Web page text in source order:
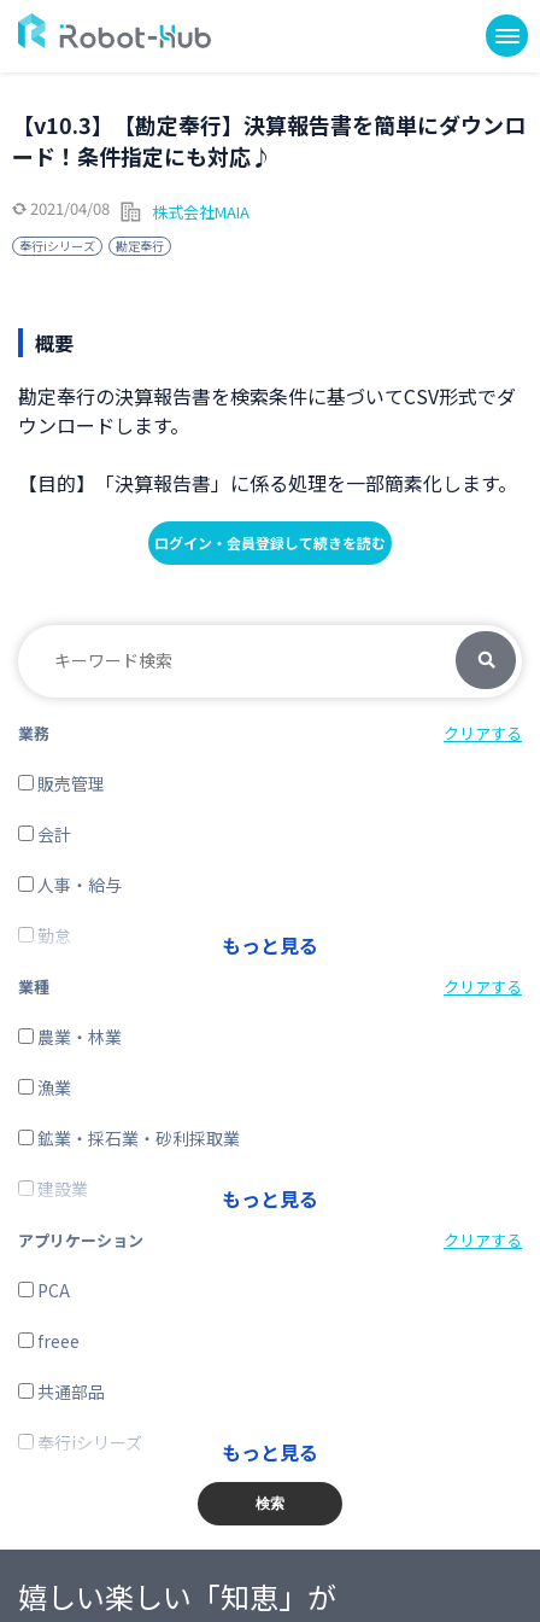
【v10.3】【勘定奉行】決算報告書を簡単にダウンロ
ード！条件指定にも対応♪
2021/04/08 株式会社MAIA
奉行iシリーズ 勘定奉行
概要
勘定奉行の決算報告書を検索条件に基づいてCSV形式でダ
ウンロードします。
【目的】「決算報告書」に係る処理を一部簡素化します。
ログイン・会員登録して続きを読む
業務 クリアする
販売管理
会計
人事・給与
勤怠
経費精算
CRM・SFA
ERP
在庫購買
その他
もっと見る
業種 クリアする
農業・林業
漁業
鉱業・採石業・砂利採取業
建設業
製造業
電気・ガス・熱供給・水道業
情報通信業
運輸業、郵便業
卸売業、小売業
不動産業、物品賃貸業
学術研究・専門・技術サービス業
もっと見る
アプリケーション クリアする
PCA
freee
共通部品
奉行iシリーズ
蔵奉行
勘定奉行
もっと見る
検索
嬉しい楽しい「知恵」が